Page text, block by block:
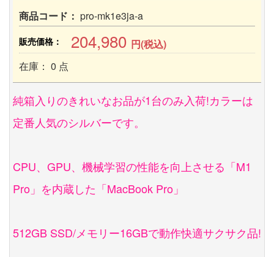
商品コード： pro-mk1e3ja-a
販売価格： 204,980 円(税込)
在庫： 0 点
純箱入りのきれいなお品が1台のみ入荷!カラーは
定番人気のシルバーです。
CPU、GPU、機械学習の性能を向上させる「M1
Pro」を内蔵した「MacBook Pro」
512GB SSD/メモリー16GBで動作快適サクサク品!